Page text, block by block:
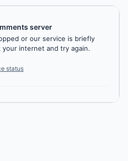
server
or our service is briefly
your internet and try again.
status